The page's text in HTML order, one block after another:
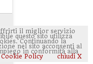
il miglior servizio
questo sito utilizza
Continuando la
nel sito acconsenti al
in conformità alla
Cookie Policy chiudi X